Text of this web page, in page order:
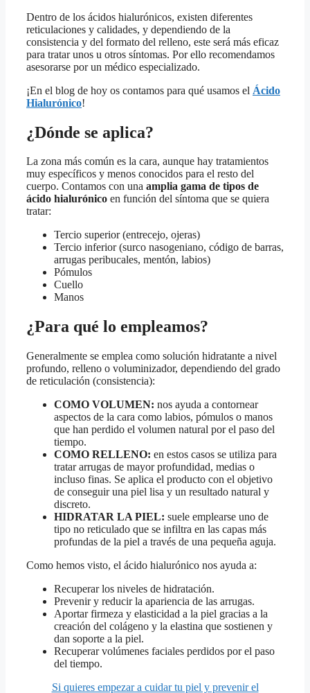
Dentro de los ácidos hialurónicos, existen diferentes
reticulaciones y calidades, y dependiendo de la
consistencia y del formato del relleno, este será más eficaz
para tratar unos u otros síntomas. Por ello recomendamos
asesorarse por un médico especializado.
¡En el blog de hoy os contamos para qué usamos el Ácido
Hialurónico!
¿Dónde se aplica?
La zona más común es la cara, aunque hay tratamientos
muy específicos y menos conocidos para el resto del
cuerpo. Contamos con una amplia gama de tipos de
ácido hialurónico en función del síntoma que se quiera
tratar:
Tercio superior (entrecejo, ojeras)
Tercio inferior (surco nasogeniano, código de barras,
arrugas peribucales, mentón, labios)
Pómulos
Cuello
Manos
¿Para qué lo empleamos?
Generalmente se emplea como solución hidratante a nivel
profundo, relleno o voluminizador, dependiendo del grado
de reticulación (consistencia):
COMO VOLUMEN: nos ayuda a contornear
aspectos de la cara como labios, pómulos o manos
que han perdido el volumen natural por el paso del
tiempo.
COMO RELLENO: en estos casos se utiliza para
tratar arrugas de mayor profundidad, medias o
incluso finas. Se aplica el producto con el objetivo
de conseguir una piel lisa y un resultado natural y
discreto.
HIDRATAR LA PIEL: suele emplearse uno de
tipo no reticulado que se infiltra en las capas más
profundas de la piel a través de una pequeña aguja.
Como hemos visto, el ácido hialurónico nos ayuda a:
Recuperar los niveles de hidratación.
Prevenir y reducir la apariencia de las arrugas.
Aportar firmeza y elasticidad a la piel gracias a la
creación del colágeno y la elastina que sostienen y
dan soporte a la piel.
Recuperar volúmenes faciales perdidos por el paso
del tiempo.
Si quieres empezar a cuidar tu piel y prevenir el